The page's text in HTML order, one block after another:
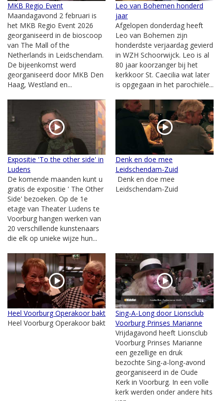
MKB Regio Event
Maandagavond 2 februari is
het MKB Regio Event 2026
georganiseerd in de bioscoop
van The Mall of the
Netherlands in Leidschendam.
De bijeenkomst werd
georganiseerd door MKB Den
Haag, Westland en...
Leo van Bohemen honderd
jaar
Afgelopen donderdag heeft
Leo van Bohemen zijn
honderdste verjaardag gevierd
in WZH Schoorwijck. Leo is al
80 jaar koorzanger bij het
kerkkoor St. Caecilia wat later
is opgegaan in het parochiële...
Expositie 'To the other side' in
Ludens
De komende maanden kunt u
gratis de expositie ' The Other
Side' bezoeken. Op de 1e
etage van Theater Ludens te
Voorburg hangen werken van
20 verschillende kunstenaars
die elk op unieke wijze hun...
Denk en doe mee
Leidschendam-Zuid
Denk en doe mee
Leidschendam-Zuid
Heel Voorburg Operakoor bakt
Heel Voorburg Operakoor bakt
Sing-A-Long door Lionsclub
Voorburg Prinses Marianne
Vrijdagavond heeft Lionsclub
Voorburg Prinses Marianne
een gezellige en druk
bezochte Sing-a-long-avond
georganiseerd in de Oude
Kerk in Voorburg. In een volle
kerk werden onder andere hits